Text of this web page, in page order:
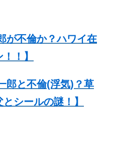
が不倫か？ハワイ在
！】
郎と不倫(浮気)？草
シールの謎！】